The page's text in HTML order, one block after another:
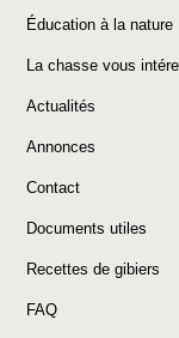
Éducation à la nature
La chasse vous
Actualités
Annonces
Contact
Documents utiles
Recettes de gibiers
FAQ